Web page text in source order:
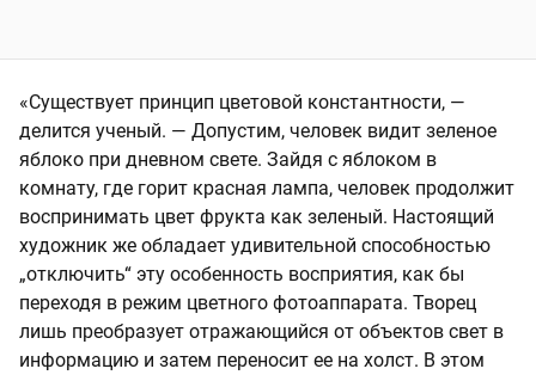
«Существует принцип цветовой константности, —
делится ученый. — Допустим, человек видит зеленое
яблоко при дневном свете. Зайдя с яблоком в
комнату, где горит красная лампа, человек продолжит
воспринимать цвет фрукта как зеленый. Настоящий
художник же обладает удивительной способностью
„отключить“ эту особенность восприятия, как бы
переходя в режим цветного фотоаппарата. Творец
лишь преобразует отражающийся от объектов свет в
информацию и затем переносит ее на холст. В этом